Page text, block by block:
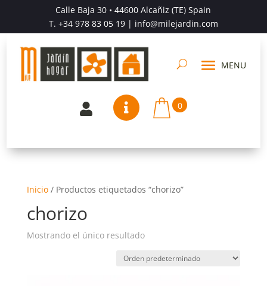
Calle Baja 30 • 44600 Alcañiz (TE) Spain
T. +34 978 83 05 19| info@milejardin.com
  0
Inicio/ Productos etiquetados “chorizo”
chorizo
Mostrando el único resultado